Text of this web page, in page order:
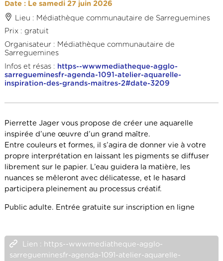
Date : Le samedi 27 juin 2026
Lieu : Médiathèque communautaire de Sarreguemines
Prix : gratuit
Organisateur : Médiathèque communautaire de
Sarreguemines
Infos et résas : https--wwwmediatheque-agglo-
sarregueminesfr-agenda-1091-atelier-aquarelle-
inspiration-des-grands-maitres-2#date-3209
Pierrette Jager vous propose de créer une aquarelle
inspirée d’une œuvre d’un grand maître.
Entre couleurs et formes, il s’agira de donner vie à votre
propre interprétation en laissant les pigments se diffuser
librement sur le papier. L’eau guidera la matière, les
nuances se mêleront avec délicatesse, et le hasard
participera pleinement au processus créatif.
Public adulte. Entrée gratuite sur inscription en ligne
Lien : https--wwwmediatheque-agglo-
sarregueminesfr-agenda-1091-atelier-aquarelle-